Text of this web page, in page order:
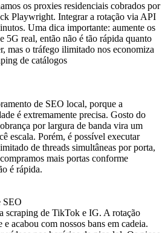
os proxies residenciais cobrados por
Playwright. Integrar a rotação via API
Uma dica importante: aumente os
5G real, então não é tão rápida quanto
mas o tráfego ilimitado nos economiza
de catálogos
de SEO local, porque a
é extremamente precisa. Gosto do
por largura de banda vira um
escala. Porém, é possível executar
de threads simultâneas por porta,
mais portas conforme
é rápida.
SEO
scraping de TikTok e IG. A rotação
e acabou com nossos bans em cadeia.